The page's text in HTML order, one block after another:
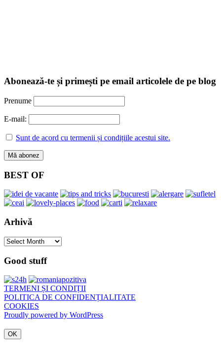
Abonează-te și primești pe email articolele de pe blog
Prenume
E-mail:
Sunt de acord cu termenii și condițiile acestui site.
BEST OF
Arhivă
Arhivă
Good stuff
TERMENI ȘI CONDIȚII
POLITICA DE CONFIDENȚIALITATE
COOKIES
Proudly powered by WordPress
OK